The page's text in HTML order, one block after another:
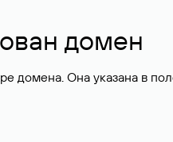
домен
Она указана в